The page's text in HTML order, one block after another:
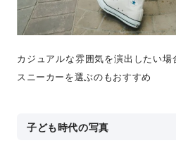
カジュアルな雰囲気を演出したい場
スニーカーを選ぶのもおすすめ
子ども時代の写真